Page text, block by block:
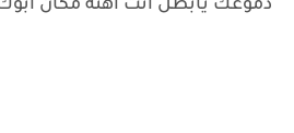
دموعك يابطل انت اهنه مكان